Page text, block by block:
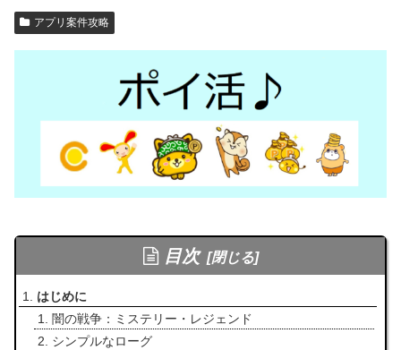
アプリ案件攻略
目次
はじめに
闇の戦争：ミステリー・レジェンド
シンプルなローグ